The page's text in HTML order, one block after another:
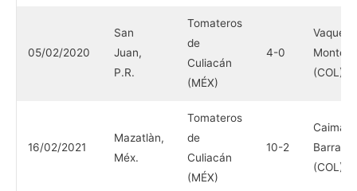
05/02/2020
San
Juan,
P.R.
Tomateros
de
Culiacán
(MÉX)
4-0
(COL)
16/02/2021
Mazatlàn,
Méx.
Tomateros
de
Culiacán
(MÉX)
10-2
(COL)